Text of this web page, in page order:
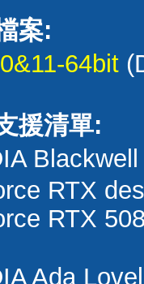
案:
64bit
援清單:
RTX
RTX
Ada